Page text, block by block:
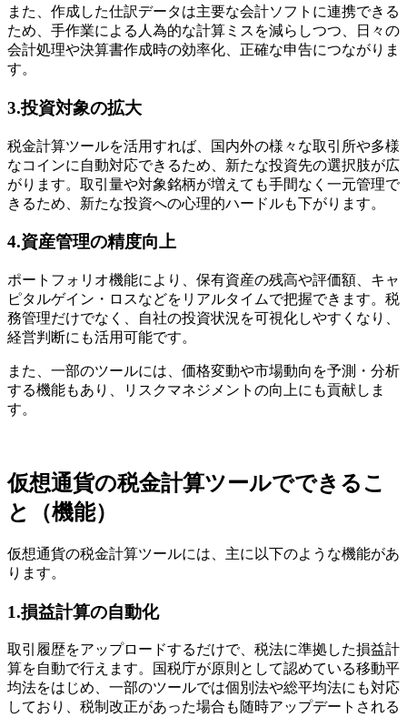
また、作成した仕訳データは主要な会計ソフトに連携できる
ため、手作業による人為的な計算ミスを減らしつつ、日々の
会計処理や決算書作成時の効率化、正確な申告につながりま
す。
3.投資対象の拡大
税金計算ツールを活用すれば、国内外の様々な取引所や多様
なコインに自動対応できるため、新たな投資先の選択肢が広
がります。取引量や対象銘柄が増えても手間なく一元管理で
きるため、新たな投資への心理的ハードルも下がります。
4.資産管理の精度向上
ポートフォリオ機能により、保有資産の残高や評価額、キャ
ピタルゲイン・ロスなどをリアルタイムで把握できます。税
務管理だけでなく、自社の投資状況を可視化しやすくなり、
経営判断にも活用可能です。
また、一部のツールには、価格変動や市場動向を予測・分析
する機能もあり、リスクマネジメントの向上にも貢献しま
す。
仮想通貨の税金計算ツールでできるこ
と（機能）
仮想通貨の税金計算ツールには、主に以下のような機能があ
ります。
1.損益計算の自動化
取引履歴をアップロードするだけで、税法に準拠した損益計
算を自動で行えます。国税庁が原則として認めている移動平
均法をはじめ、一部のツールでは個別法や総平均法にも対応
しており、税制改正があった場合も随時アップデートされる